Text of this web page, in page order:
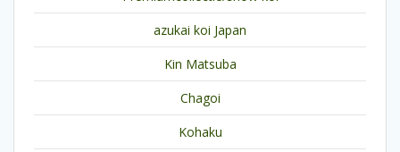
azukai koi Japan
Kin Matsuba
Chagoi
Kohaku